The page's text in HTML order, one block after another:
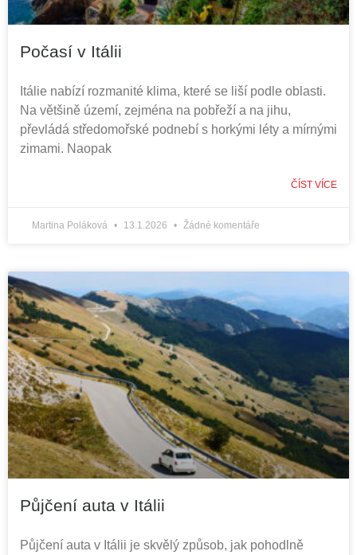
Počasí v Itálii
Itálie nabízí rozmanité klima, které se liší podle oblasti.
Na většině území, zejména na pobřeží a na jihu,
převládá středomořské podnebí s horkými léty a mírnými
zimami. Naopak
ČÍST VÍCE
Martina Poláková 13.1.2026 Žádné komentáře
Půjčení auta v Itálii
Půjčení auta v Itálii je skvělý způsob, jak pohodlně